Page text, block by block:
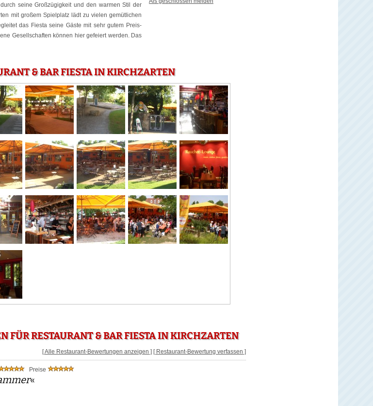
seine Großzügigkeit und den warmen Stil der
mit großem Spielplatz lädt zu vielen gemütlichen
das Fiesta seine Gäste mit sehr gutem Preis-
Gesellschaften können hier gefeiert werden. Das
& BAR FIESTA IN KIRCHZARTEN
FÜR RESTAURANT & BAR FIESTA IN KIRCHZARTEN
[ Alle Restaurant-Bewertungen anzeigen ] [ Restaurant-Bewertung verfassen ]
Preise
«